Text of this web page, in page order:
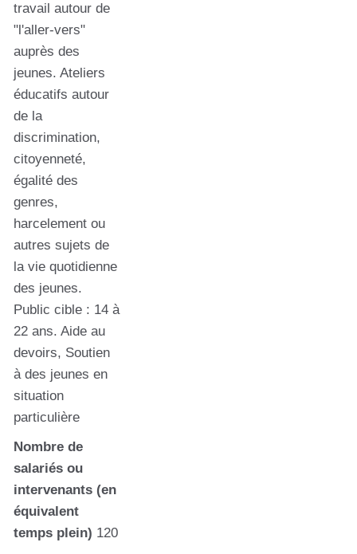
travail autour de
"l'aller-vers"
auprès des
jeunes. Ateliers
éducatifs autour
de la
discrimination,
citoyenneté,
égalité des
genres,
harcelement ou
autres sujets de
la vie quotidienne
des jeunes.
Public cible : 14 à
22 ans. Aide au
devoirs, Soutien
à des jeunes en
situation
particulière
Nombre de
salariés ou
intervenants (en
équivalent
temps plein) 120